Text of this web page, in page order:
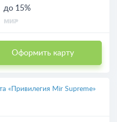
Виртуальные
до 15%
Оформить карту
«Привилегия Mir Supreme»